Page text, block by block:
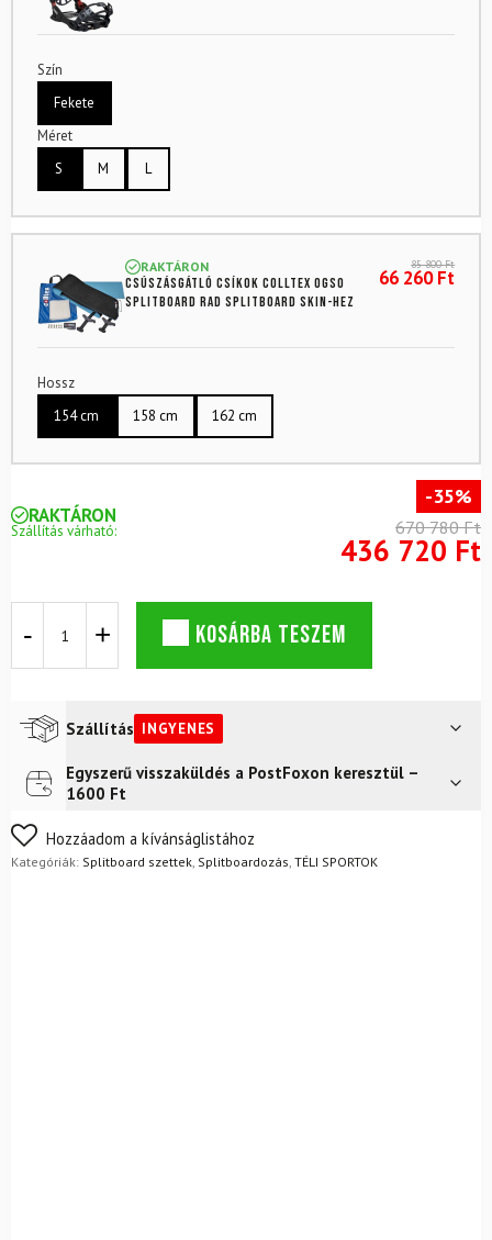
Szín
Fekete
Méret
S
M L
RAKTÁRON
Csúszásgátló csíkok Colltex Ogso
splitboard RAD SPLITBOARD SKIN-hez
85 800Ft
66 260Ft
Hossz
154 cm
158 cm 162 cm
RAKTÁRON
Szállítás várható:
-35%
670 780 Ft
436 720 Ft
készlet
26
EC/ST
mennyiség
KOSÁRBA TESZEM
Szállítás INGYENES
Futár a címreIngyenes
Egyszerű visszaküldés a PostFoxon keresztül –
1600 Ft
Nem biztos a választásában? Semmi gond – a terméket
egyszerűen visszaküldheti 14 napon belül, indoklás nélkül.
Hozzáadom a kívánságlistához
Kategóriák: Splitboard szettek, Splitboardozás, TÉLI SPORTOK